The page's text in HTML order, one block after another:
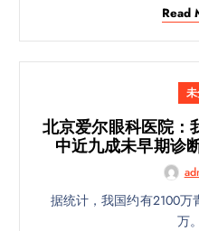
Read
北京爱尔眼科医院
中近九成未早期诊
据统计，我国约有2100
万